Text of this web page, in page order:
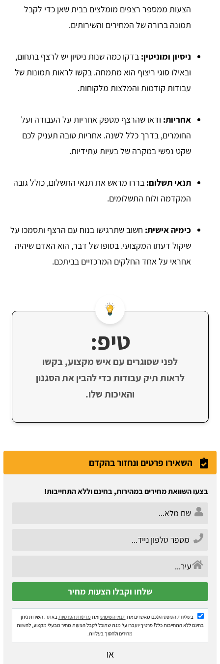
הצעות ממספר רצפים מומלצים בבית שאן כדי לקבל
תמונה ברורה של המחירים והשירותים.
ניסיון ומוניטין: בדקו כמה שנות ניסיון יש לרצף בתחום,
ובאילו סוגי ריצוף הוא מתמחה. בקשו לראות תמונות של
עבודות קודמות והמלצות מלקוחות.
אחריות: ודאו שהרצף מספק אחריות על העבודה ועל
החומרים, בדרך כלל לשנה. אחריות טובה תעניק לכם
שקט נפשי במקרה של בעיות עתידיות.
תנאי תשלום: בררו מראש את תנאי התשלום, כולל גובה
המקדמה ולוח התשלומים.
כימיה אישית: חשוב שתרגישו בנוח עם הרצף ותסמכו על
שיקול דעתו המקצועי. בסופו של דבר, הוא האדם שיהיה
אחראי על אחד החלקים המרכזיים בביתכם.
טיפ:
לפני שסוגרים עם איש מקצוע, בקשו
לראות תיק עבודות כדי להבין את הסגנון
והאיכות שלו.
השאירו פרטים ונחזור בהקדם
בצעו השוואת מחירים במהירות, בחינם וללא התחייבות!
בשליחת הטופס הינכם מאשרים את תנאי השימושואת מדיניות הפרטיותבאתר. השירות ניתן
בחינם ללא התחייבות כלל! פרטיך יועברו על מנת שתוכל לקבל הצעות מחיר מבעלי מקצוע, להשוות
מחירים ולחסוך בעלויות.
או